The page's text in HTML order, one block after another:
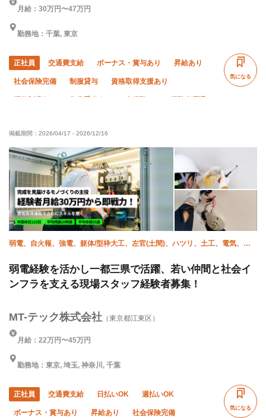
月給：30万円〜47万円
勤務地：千葉, 東京
正社員 交通費支給 ボーナス・賞与あり 昇給あり
社会保険完備 制服貸与 資格取得支援あり
直帰・直行OK 年末年始休暇
転勤なし 完全週休二日制 夏季休暇
気になる
掲載期間： 2026/04/17 - 2026/12/16
弱電、自火報、強電、躯体/型枠大工、左官(土間)、ハツリ、土工、電気、設
弱電経験を活かし一都三県で活躍、若い仲間と社会イ
ンフラを支える現場スタッフ経験者募集！
MT-テック株式会社 （東京都江東区）
月給：22万円〜45万円
勤務地：東京, 埼玉, 神奈川, 千葉
正社員 交通費支給 日払いOK 週払いOK
ボーナス・賞与あり 昇給あり 社会保険完備
気になる